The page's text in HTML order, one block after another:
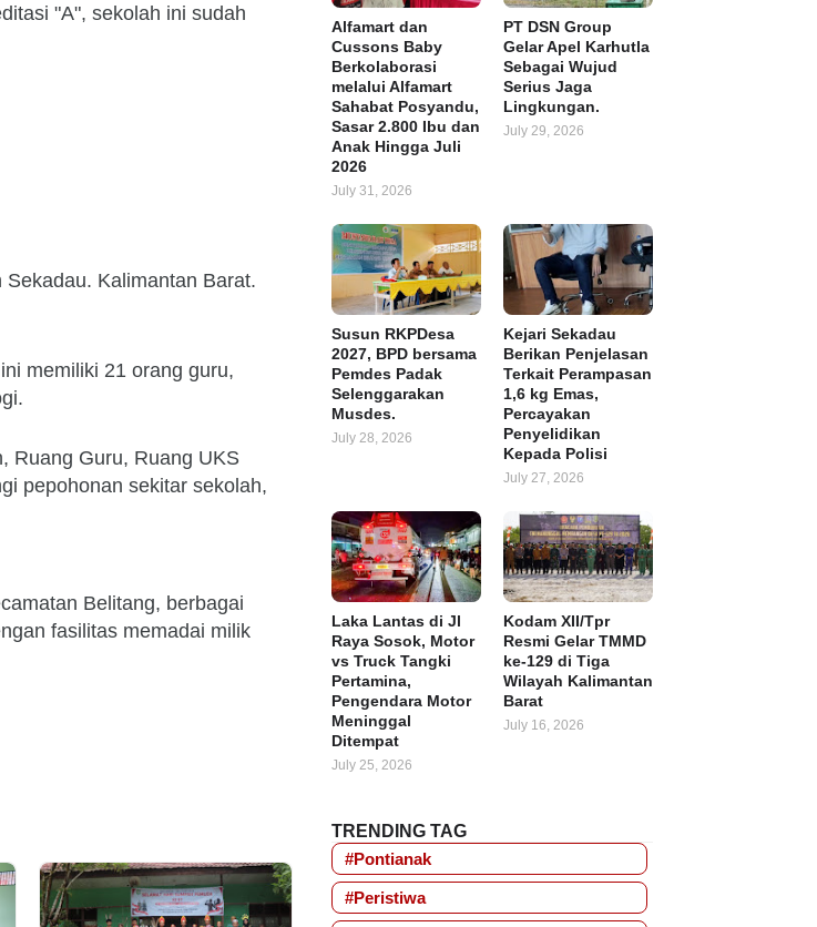
"A", sekolah ini sudah
Kalimantan Barat.
memiliki 21 orang guru,
Ruang Guru, Ruang UKS
pepohonan sekitar sekolah,
Belitang, berbagai
fasilitas memadai milik
Alfamart dan
Cussons Baby
Berkolaborasi
melalui Alfamart
Sahabat Posyandu,
Sasar 2.800 Ibu dan
Anak Hingga Juli
2026
July 31, 2026
PT DSN Group
Gelar Apel Karhutla
Sebagai Wujud
Serius Jaga
Lingkungan.
July 29, 2026
Susun RKPDesa
2027, BPD bersama
Pemdes Padak
Selenggarakan
Musdes.
July 28, 2026
Kejari Sekadau
Berikan Penjelasan
Terkait Perampasan
1,6 kg Emas,
Percayakan
Penyelidikan
Kepada Polisi
July 27, 2026
Laka Lantas di Jl
Raya Sosok, Motor
vs Truck Tangki
Pertamina,
Pengendara Motor
Meninggal
Ditempat
July 25, 2026
Kodam XII/Tpr
Resmi Gelar TMMD
ke-129 di Tiga
Wilayah Kalimantan
Barat
July 16, 2026
TRENDING TAG
#Pontianak
#Peristiwa